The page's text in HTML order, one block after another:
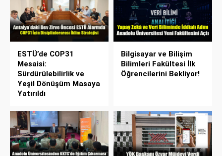
ESTÜ’de COP31
Mesaisi:
Sürdürülebilirlik ve
Yeşil Dönüşüm Masaya
Yatırıldı
Bilgisayar ve Bilişim
Bilimleri Fakültesi İlk
Öğrencilerini Bekliyor!